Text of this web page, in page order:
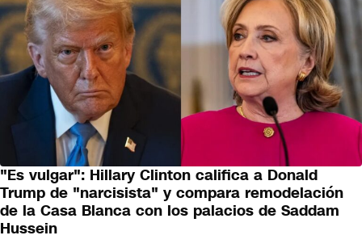
"Es vulgar": Hillary Clinton califica a Donald
Trump de "narcisista" y compara remodelación
de la Casa Blanca con los palacios de Saddam
Hussein